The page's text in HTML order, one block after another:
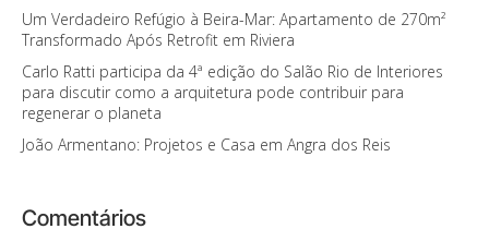
Um Verdadeiro Refúgio à Beira-Mar: Apartamento de 270m²
Transformado Após Retrofit em Riviera
Carlo Ratti participa da 4ª edição do Salão Rio de Interiores
para discutir como a arquitetura pode contribuir para
regenerar o planeta
João Armentano: Projetos e Casa em Angra dos Reis
Comentários